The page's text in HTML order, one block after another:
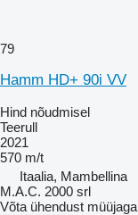
79
Hamm HD+ 90i VV
Hind nõudmisel
Teerull
2021
570 m/t
Itaalia, Mambellina
M.A.C. 2000 srl
Võta ühendust müüjaga